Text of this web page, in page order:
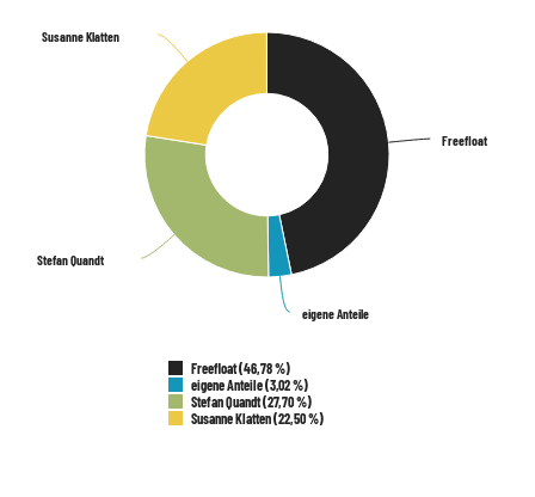
Freefloat
Freefloat
eigene Anteile
eigene Anteile
Stefan Quandt
Stefan Quandt
Susanne Klatten
Susanne Klatten
Freefloat (46,78 %)
eigene Anteile (3,02 %)
Stefan Quandt (27,70 %)
Susanne Klatten (22,50 %)